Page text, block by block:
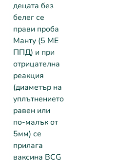
децата без
белег се
прави проба
Манту (5 МЕ
ППД) и при
отрицателна
реакция
(диаметър на
уплътнението
равен или
по-малък от
5мм) се
прилага
ваксина BCG